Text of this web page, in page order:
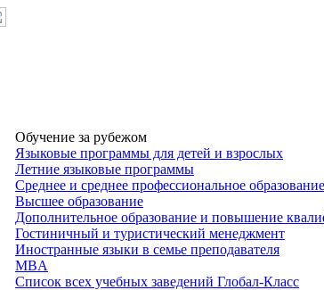
Обучение за рубежом
Языковые программы для детей и взрослых
Летние языковые программы
Среднее и среднее профессиональное
Высшее образование
Дополнительное образование и повышение
Гостиничный и туристический менеджмент
Иностранные языки в семье преподавателя
MBA
Список всех учебных заведений Глобал-Класс